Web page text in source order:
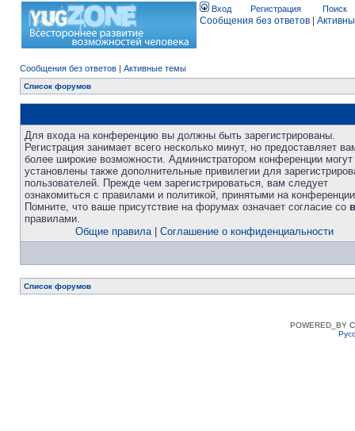
Вход Регистрация Поиск
Сообщения без ответов
Сообщения без ответов | Активные темы
Список форумов
Для входа на конференцию вы должны быть зарегистрированы.
Регистрация занимает всего несколько минут, но предоставляет
более широкие возможности. Администратором конференции
установлены также дополнительные привилегии для
пользователей. Прежде чем зарегистрироваться, вам следует
ознакомиться с правилами и политикой, принятыми на
Помните, что ваше присутствие на форумах означает согласие со
правилами.
Общие правила| Соглашение о конфиденциальности
Список форумов
POWERED_BY